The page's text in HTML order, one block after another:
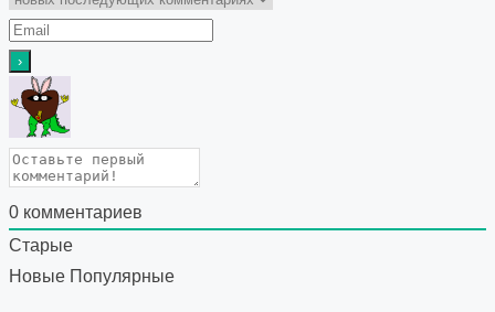
0 комментариев
Старые
Новые Популярные